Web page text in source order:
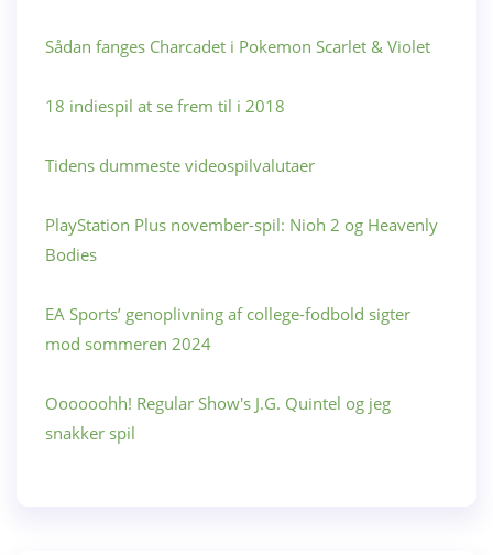
Sådan fanges Charcadet i Pokemon Scarlet & Violet
18 indiespil at se frem til i 2018
Tidens dummeste videospilvalutaer
PlayStation Plus november-spil: Nioh 2 og Heavenly
Bodies
EA Sports’ genoplivning af college-fodbold sigter
mod sommeren 2024
Oooooohh! Regular Show's J.G. Quintel og jeg
snakker spil